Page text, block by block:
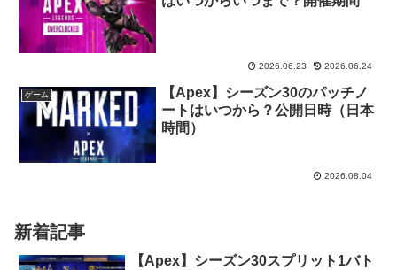
2026.06.23 2026.06.24
ゲーム
【Apex】シーズン30のパッチノ
ートはいつから？公開日時（日本
時間）
2026.08.04
新着記事
【Apex】シーズン30スプリット1バト